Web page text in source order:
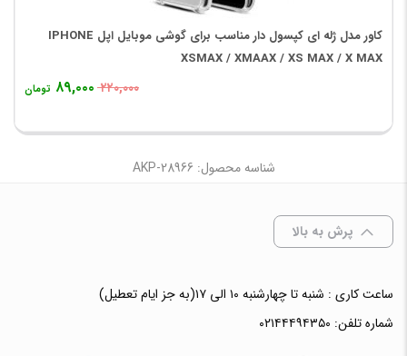
کاور مدل ژله ای کپسول دار مناسب برای گوشی موبایل اپل IPHONE
XSMAX / XMAAX / XS MAX / X MAX
۲۲۰,۰۰۰ ۸۹,۰۰۰ تومان
شناسه محصول: AKP-28966
پرش به بالا
ساعت کاری : شنبه تا چهارشنبه ۱۰ الی ۱۷(به جز ایام تعطیل)
شماره تلفن: ۰۲۱۴۴۴۹۴۳۵۰